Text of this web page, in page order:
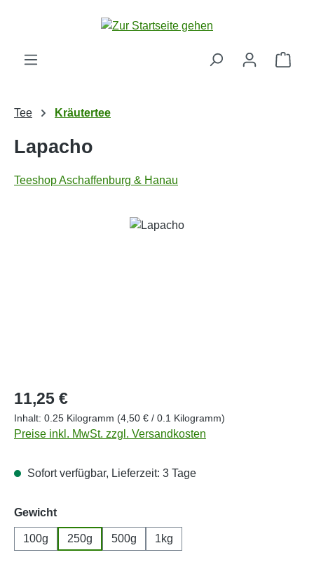
Zum Hauptinhalt springen
Tee Kräutertee
Lapacho
Teeshop Aschaffenburg & Hanau
Bildergalerie überspringen
Regulärer Preis:
11,25 €
Inhalt: 0.25 Kilogramm (4,50 € / 0.1 Kilogramm)
Preise inkl. MwSt. zzgl. Versandkosten
Sofort verfügbar, Lieferzeit: 3 Tage
Gewichtauswählen
100g 250g 500g 1kg